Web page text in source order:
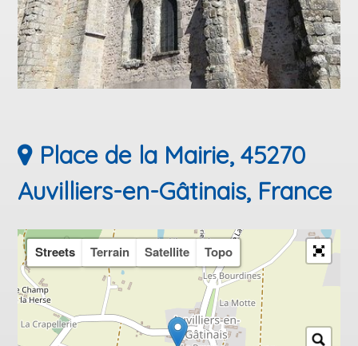
Place de la Mairie, 45270
Auvilliers-en-Gâtinais, France
Streets Terrain Satellite Topo